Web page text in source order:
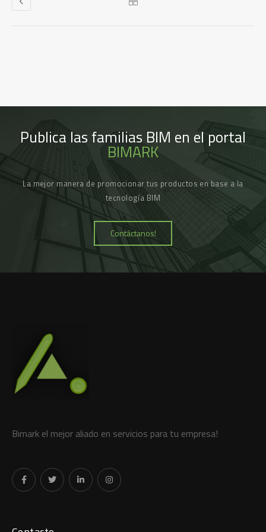
Publica las familias BIM en el portal
BIMARK
La mejor manera de promocionar tus productos en base a la
tecnología BIM
Contáctanos!
Bimark el mejor aliado en servicios para tu empresa!